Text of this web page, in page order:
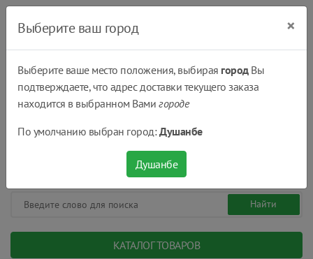
КАТАЛОГ ТОВАРОВ
Выберите ваш город ×
Выберите ваше место положения, выбирая городВы
подтверждаете, что адрес доставки текущего заказа
находится в выбранном Вамигороде
По умолчанию выбран город:Душанбе
Душанбе